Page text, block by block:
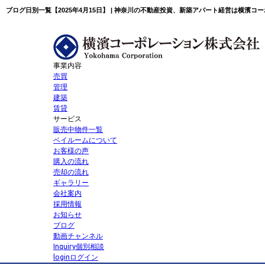
ブログ日別一覧【2025年4月15日】 | 神奈川の不動産投資、新築アパート経営は横濱コ
事業内容
売買
管理
建築
賃貸
サービス
販売中物件一覧
ベイルームについて
お客様の声
購入の流れ
売却の流れ
ギャラリー
会社案内
採用情報
お知らせ
ブログ
動画チャンネル
Inquiry個別相談
login ログイン